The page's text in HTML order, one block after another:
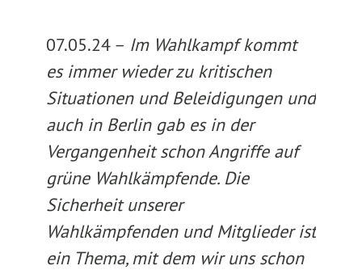
07.05.24 – Im Wahlkampf kommt
es immer wieder zu kritischen
Situationen und Beleidigungen und
auch in Berlin gab es in der
Vergangenheit schon Angriffe auf
grüne Wahlkämpfende. Die
Sicherheit unserer
Wahlkämpfenden und Mitglieder ist
ein Thema, mit dem wir uns schon